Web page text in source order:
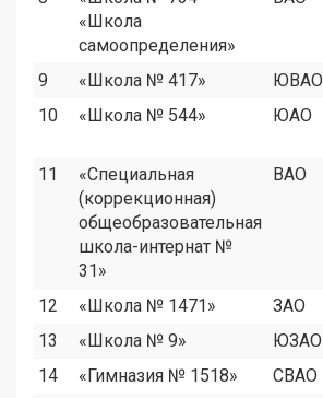
«Школа
самоопределения»
9 «Школа № 417» ЮВАО
10
«Школа № 544» ЮАО
11
«Специальная
(коррекционная)
общеобразовательная
школа-интернат №
31»
ВАО
12 «Школа № 1471» ЗАО
13
«Школа № 9» ЮЗАО
14
«Гимназия № 1518» СВАО